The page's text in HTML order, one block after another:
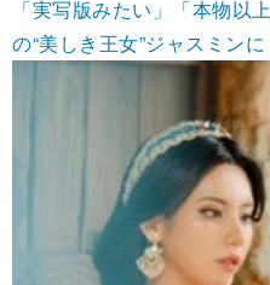
「実写版みたい」「本物以
の“美しき王女”ジャスミン